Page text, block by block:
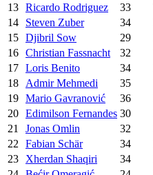
13 Ricardo Rodriguez 33
14
Steven Zuber 34
15 Djibril Sow 29
16 Christian Fassnacht 32
17 Loris Benito 34
18
Admir Mehmedi 35
19 Mario Gavranović 36
20 Edimilson Fernandes 30
21
Jonas Omlin 32
22
Fabian Schär 34
23
Xherdan Shaqiri 34